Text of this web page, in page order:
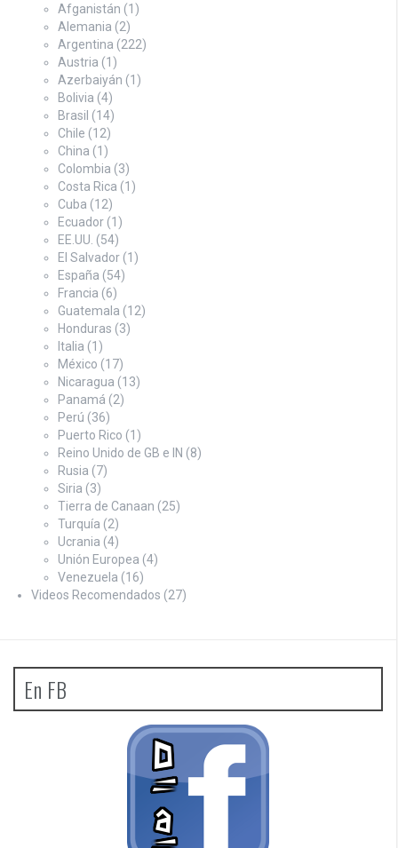
Afganistán (1)
Alemania (2)
Argentina (222)
Austria (1)
Azerbaiyán (1)
Bolivia (4)
Brasil (14)
Chile (12)
China (1)
Colombia (3)
Costa Rica (1)
Cuba (12)
Ecuador (1)
EE.UU. (54)
El Salvador (1)
España (54)
Francia (6)
Guatemala (12)
Honduras (3)
Italia (1)
México (17)
Nicaragua (13)
Panamá (2)
Perú (36)
Puerto Rico (1)
Reino Unido de GB e IN (8)
Rusia (7)
Siria (3)
Tierra de Canaan (25)
Turquía (2)
Ucrania (4)
Unión Europea (4)
Venezuela (16)
Videos Recomendados (27)
En FB